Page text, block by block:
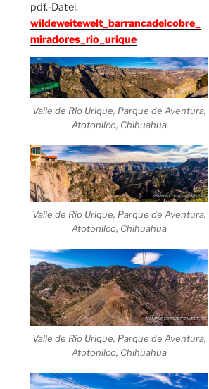
pdf.-Datei:
wildeweitewelt_barrancadelcobre_
miradores_rio_urique
Valle de Rio Urique, Parque de Aventura,
Atotonilco, Chihuahua
Valle de Rio Urique, Parque de Aventura,
Atotonilco, Chihuahua
Valle de Rio Urique, Parque de Aventura,
Atotonilco, Chihuahua